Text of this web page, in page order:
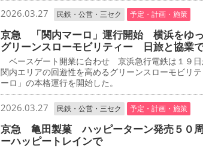
2026.03.27 民鉄・公営・三セク 予定・計画・施策
京急 「関内マーロ」運行開始 横浜をゆ
グリーンスローモビリティー 日旅と協業
ベースゲート開業に合わせ 京浜急行電鉄は１９日
関内エリアの回遊性を高めるグリーンスローモビリ
ーロ」の本格運行を開始した。
2026.03.27 民鉄・公営・三セク 予定・計画・施策
京急 亀田製菓 ハッピーターン発売５０
ーハッピートレインで